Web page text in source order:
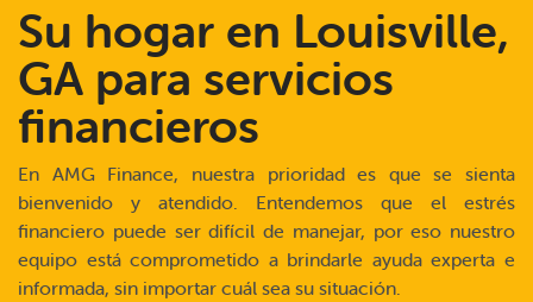
Su hogar en Louisville,
GA para servicios
financieros
En AMG Finance, nuestra prioridad es que se sienta
bienvenido y atendido. Entendemos que el estrés
financiero puede ser difícil de manejar, por eso nuestro
equipo está comprometido a brindarle ayuda experta e
informada, sin importar cuál sea su situación.